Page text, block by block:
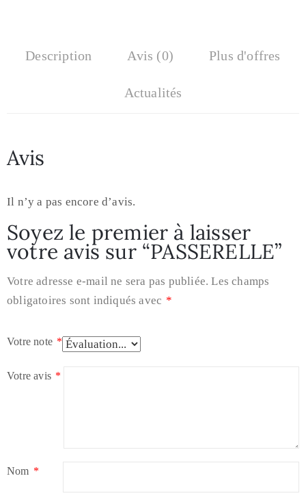
Description Avis (0) Plus d'offres
Actualités
Avis
Il n’y a pas encore d’avis.
Soyez le premier à laisser
votre avis sur “PASSERELLE”
Votre adresse e-mail ne sera pas publiée. Les champs
obligatoires sont indiqués avec *
Votre note *
Votre avis *
Nom *